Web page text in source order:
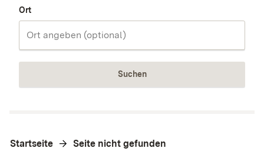
Ort
Suchen
Startseite Seite nicht gefunden